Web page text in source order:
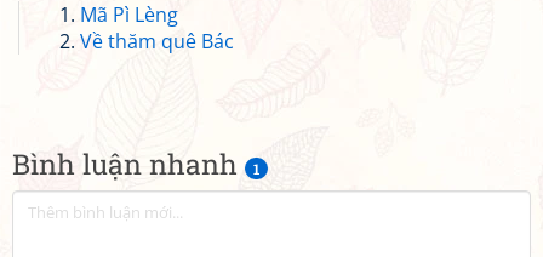
Bình luận nhanh 1
Mã Pì Lèng
Về thăm quê Bác